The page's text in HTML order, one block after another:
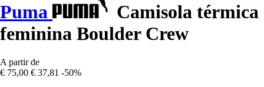
Puma
Camisola térmica
feminina Boulder Crew
A partir de
€ 75,00 € 37,81 -50%